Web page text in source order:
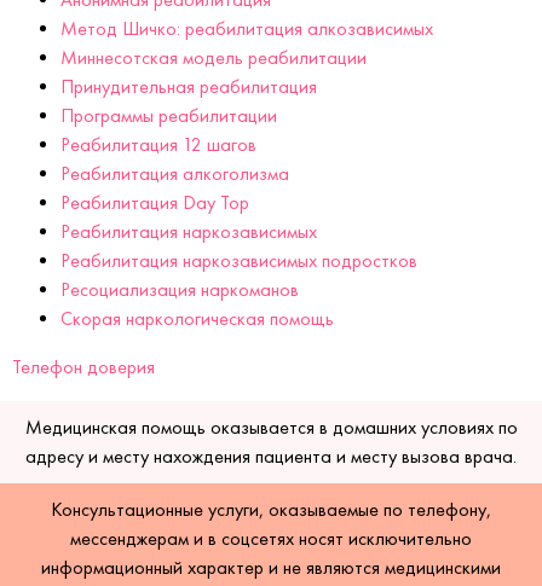
Метод Шичко: реабилитация алкозависимых
Миннесотская модель реабилитации
Принудительная реабилитация
Программы реабилитации
Реабилитация 12 шагов
Реабилитация алкоголизма
Реабилитация Day Top
Реабилитация наркозависимых
Реабилитация наркозависимых подростков
Ресоциализация наркоманов
Скорая наркологическая помощь
Телефон доверия
Медицинская помощь оказывается в домашних условиях по
адресу и месту нахождения пациента и месту вызова врача.
Консультационные услуги, оказываемые по телефону,
мессенджерам и в соцсетях носят исключительно
информационный характер и не являются медицинскими